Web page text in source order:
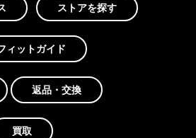
ストアを探す
ィットガイド
返品・交換
買取